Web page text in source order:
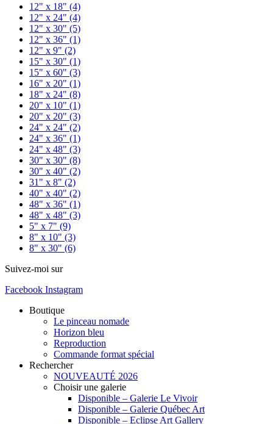
12" x 18" (4)
12" x 24" (4)
12" x 30" (5)
12" x 36" (1)
12" x 9" (2)
15" x 30" (1)
15" x 60" (3)
16" x 20" (1)
18" x 24" (8)
20" x 10" (1)
20" x 20" (3)
24" x 24" (2)
24" x 36" (1)
24" x 48" (3)
30" x 30" (8)
30" x 40" (2)
31" x 8" (2)
40" x 40" (2)
48" x 36" (1)
48" x 48" (3)
5" x 7" (9)
8" x 10" (3)
8" x 30" (6)
Suivez-moi sur
Facebook Instagram
Boutique
Le pinceau nomade
Horizon bleu
Reproduction
Commande format spécial
Rechercher
NOUVEAUTÉ 2026
Choisir une galerie
Disponible – Galerie Le Vivoir
Disponible – Galerie Québec Art
Disponible – Eclipse Art Gallery